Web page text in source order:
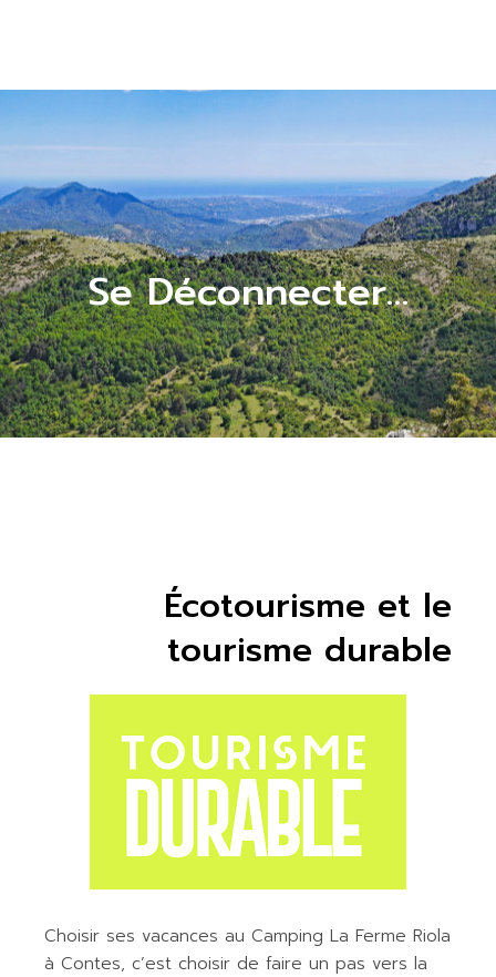
Se Déconnecter…
Écotourisme et le
tourisme durable
Choisir ses vacances au Camping La Ferme Riola
à Contes, c’est choisir de faire un pas vers la